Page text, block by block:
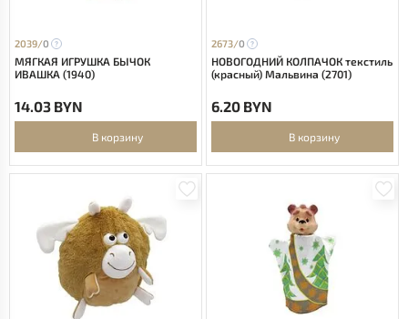
2039/0
МЯГКАЯ ИГРУШКА БЫЧОК
ИВАШКА (1940)
14.03 BYN
В корзину
2673/0
НОВОГОДНИЙ КОЛПАЧОК текстиль
(красный) Мальвина (2701)
6.20 BYN
В корзину